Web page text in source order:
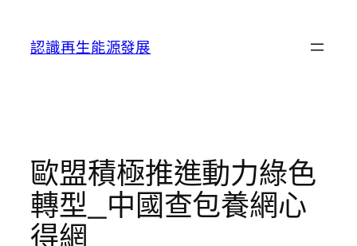
認識再生能源發展
歐盟積極推進動力綠色
轉型_中國查包養網心
得網